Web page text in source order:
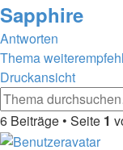
Sapphire
Antworten
Thema
Druckansicht
6 Beiträge • Seite 1